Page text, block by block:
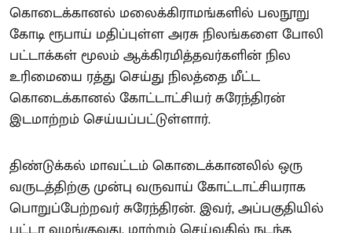
கொடைக்கானல் மலைக்கிராமங்களில் பலநூறு
கோடி ரூபாய் மதிப்புள்ள அரசு நிலங்களை போலி
பட்டாக்கள் மூலம் ஆக்கிரமித்தவர்களின் நில
உரிமையை ரத்து செய்து நிலத்தை மீட்ட
கொடைக்கானல் கோட்டாட்சியர் சுரேந்திரன்
இடமாற்றம் செய்யப்பட்டுள்ளார்.
திண்டுக்கல் மாவட்டம் கொடைக்கானலில் ஒரு
வருடத்திற்கு முன்பு வருவாய் கோட்டாட்சியராக
பொறுப்பேற்றவர் சுரேந்திரன். இவர், அப்பகுதியில்